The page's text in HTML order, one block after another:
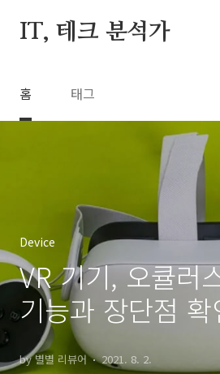
IT, 테크 분석가
홈 태그
Device
VR 기기, 오큘러
기능과 장단점
by 별별 리뷰어 2021. 8. 2.